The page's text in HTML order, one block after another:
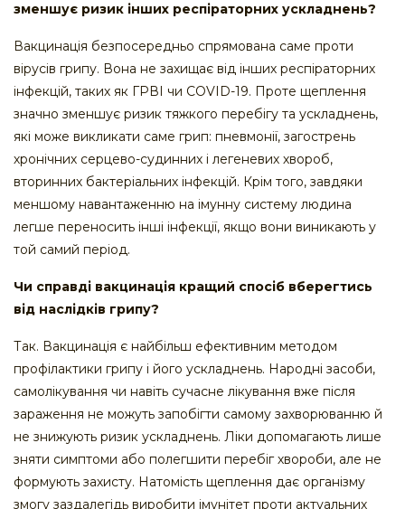
зменшує ризик інших респіраторних ускладнень?
Вакцинація безпосередньо спрямована саме проти
вірусів грипу. Вона не захищає від інших респіраторних
інфекцій, таких як ГРВІ чи COVID-19. Проте щеплення
значно зменшує ризик тяжкого перебігу та ускладнень,
які може викликати саме грип: пневмонії, загострень
хронічних серцево-судинних і легеневих хвороб,
вторинних бактеріальних інфекцій. Крім того, завдяки
меншому навантаженню на імунну систему людина
легше переносить інші інфекції, якщо вони виникають у
той самий період.
Чи справді вакцинація кращий спосіб вберегтись
від наслідків грипу?
Так. Вакцинація є найбільш ефективним методом
профілактики грипу і його ускладнень. Народні засоби,
самолікування чи навіть сучасне лікування вже після
зараження не можуть запобігти самому захворюванню й
не знижують ризик ускладнень. Ліки допомагають лише
зняти симптоми або полегшити перебіг хвороби, але не
формують захисту. Натомість щеплення дає організму
змогу заздалегідь виробити імунітет проти актуальних